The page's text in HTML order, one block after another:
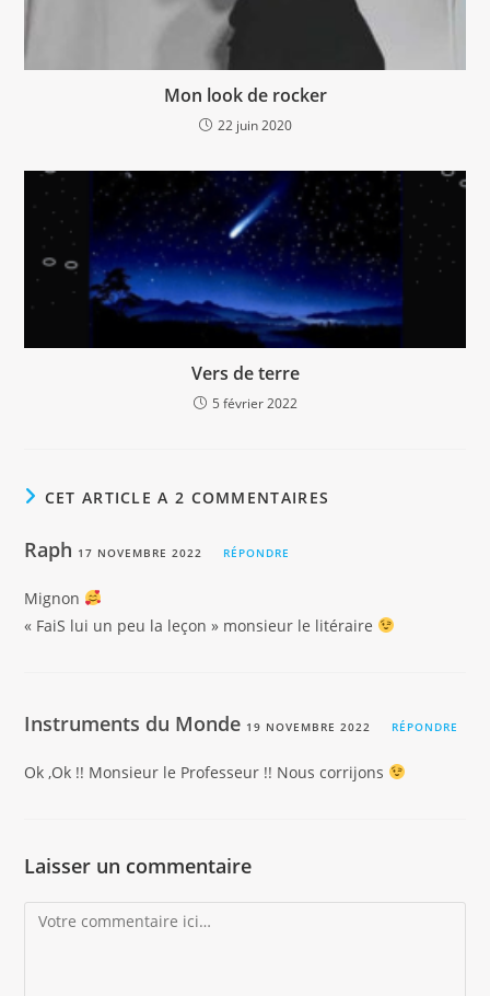
Mon look de rocker
22 juin 2020
Vers de terre
5 février 2022
CET ARTICLE A 2 COMMENTAIRES
Raph 17 NOVEMBRE 2022 RÉPONDRE
Mignon
« FaiS lui un peu la leçon » monsieur le litéraire
Instruments du Monde 19 NOVEMBRE 2022 RÉPONDRE
Ok ,Ok !! Monsieur le Professeur !! Nous corrijons
Laisser un commentaire
Comment